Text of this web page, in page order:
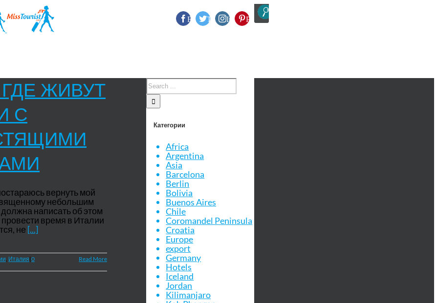
FacebookTwitterInstagramPinterest
ЖИВУТ
С
вернуть мой
небольшим
написать об этом
провести время в Италии
не [...]
, Италия|0
Read More
Категории
Africa
Argentina
Asia
Barcelona
Berlin
Bolivia
Buenos Aires
Chile
Coromandel Peninsula
Croatia
Europe
export
Germany
Hotels
Iceland
Jordan
Kilimanjaro